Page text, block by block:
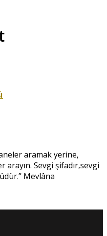
aramak yerine,
arayın. Sevgi şifadır,sevgi
Mevlâna